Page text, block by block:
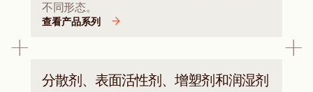
不同形态。
查看产品系列
分散剂、表面活性剂、增塑剂和润湿剂